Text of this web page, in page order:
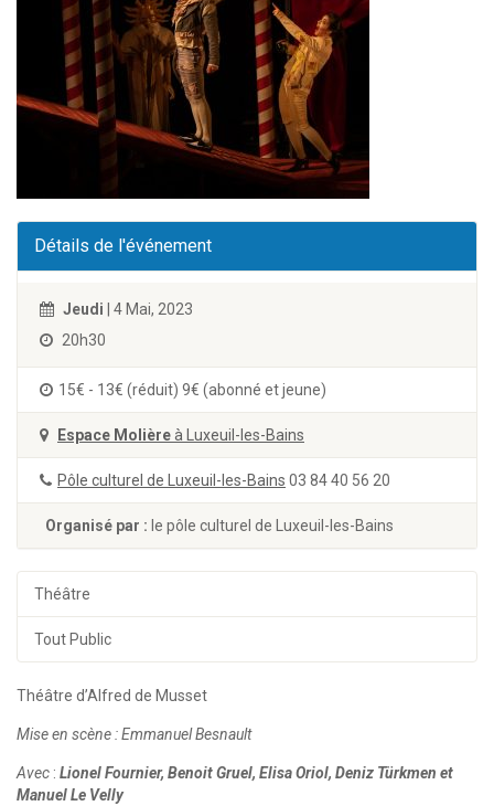
Détails de l'événement
Jeudi | 4 Mai, 2023
20h30
15€ - 13€ (réduit) 9€ (abonné et jeune)
Espace Molièreà Luxeuil-les-Bains
Pôle culturel de Luxeuil-les-Bains 03 84 40 56 20
Organisé par : le pôle culturel de Luxeuil-les-Bains
Théâtre
Tout Public
Théâtre d’Alfred de Musset
Mise en scène :Emmanuel Besnault
Avec : Lionel Fournier, Benoit Gruel, Elisa Oriol, Deniz Türkmen et
Manuel Le Velly